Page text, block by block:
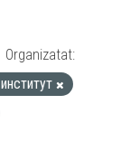
Organizatat: